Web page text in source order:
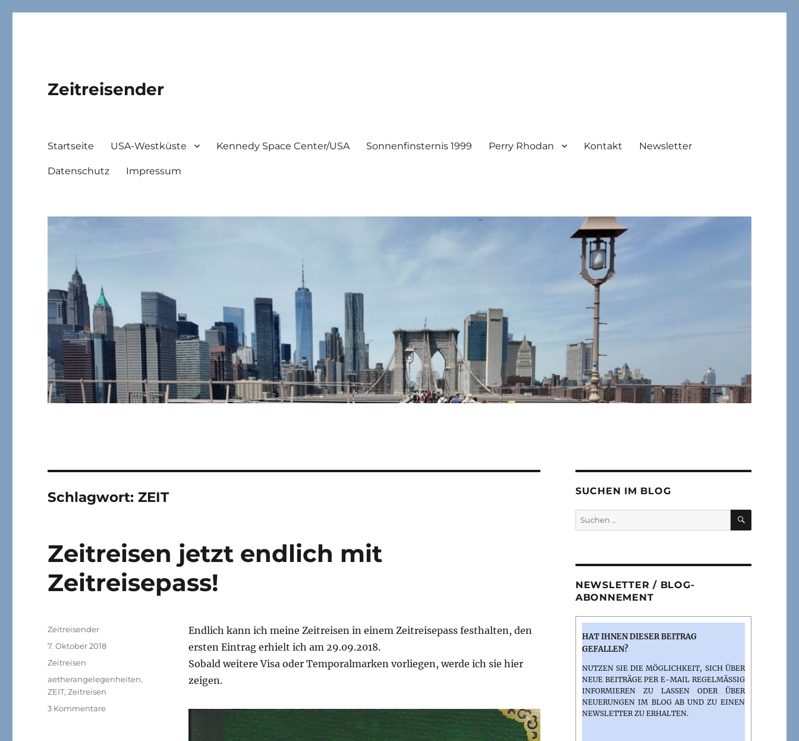
Zeitreisender
Startseite USA-Westküste Kennedy Space Center/USA Sonnenfinsternis 1999 Perry Rhodan Kontakt Newsletter
Datenschutz Impressum
Schlagwort:ZEIT
Zeitreisen jetzt endlich mit
Zeitreisepass!
Endlich kann ich meine Zeitreisen in einem Zeitreisepass festhalten, den
ersten Eintrag erhielt ich am 29.09.2018.
Sobald weitere Visa oder Temporalmarken vorliegen, werde ich sie hier
zeigen.
Autor
Zeitreisender
Veröffentlicht
am
7. Oktober 2018
Kategorien
Zeitreisen
Schlagwörter
aetherangelegenheiten,
ZEIT,Zeitreisen
3 Kommentarezu
SUCHEN IM BLOG
Suchen
nach:
SUCHEN
NEWSLETTER / BLOG-
ABONNEMENT
HAT IHNEN DIESER BEITRAG
GEFALLEN?
NUTZEN SIE DIE MÖGLICHKEIT, SICH ÜBER
NEUE BEITRÄGE PER E-MAIL REGELMÄSSIG I
NFORMIEREN ZU LASSEN ODER ÜBER N
EUERUNGEN IM BLOG AB UND ZU EINEN N
EWSLETTER ZU ERHALTEN.